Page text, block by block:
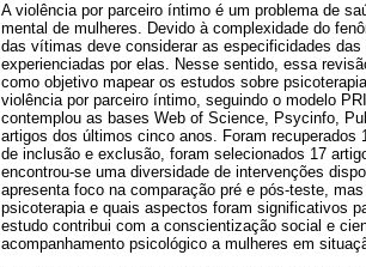
A violência por parceiro íntimo é um problema de
mental de mulheres. Devido à complexidade do
das vítimas deve considerar as especificidades das
experienciadas por elas. Nesse sentido, essa
como objetivo mapear os estudos sobre
violência por parceiro íntimo, seguindo o modelo
contemplou as bases Web of Science, Psycinfo,
artigos dos últimos cinco anos. Foram recuperados
de inclusão e exclusão, foram selecionados 17
encontrou-se uma diversidade de intervenções
apresenta foco na comparação pré e pós-teste,
psicoterapia e quais aspectos foram significativos
estudo contribui com a conscientização social e
acompanhamento psicológico a mulheres em